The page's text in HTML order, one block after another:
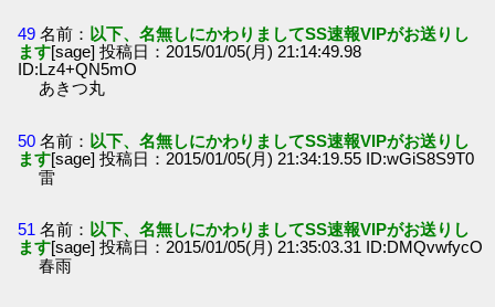
49 名前： 以下、名無しにかわりましてSS速報VIPがお送りし
ます[sage] 投稿日：2015/01/05(月) 21:14:49.98
ID:Lz4+QN5mO
あきつ丸
50 名前： 以下、名無しにかわりましてSS速報VIPがお送りし
ます[sage] 投稿日：2015/01/05(月) 21:34:19.55 ID:wGiS8S9T0
雷
51 名前： 以下、名無しにかわりましてSS速報VIPがお送りし
ます[sage] 投稿日：2015/01/05(月) 21:35:03.31 ID:DMQvwfycO
春雨